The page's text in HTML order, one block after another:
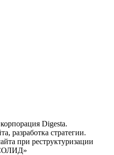
Digesta.
разработка стратегии.
при реструктуризации